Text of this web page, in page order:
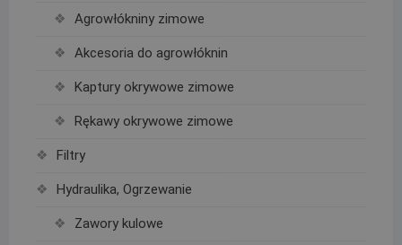
Agrowłókniny zimowe
Akcesoria do agrowłóknin
Kaptury okrywowe zimowe
Rękawy okrywowe zimowe
Filtry
Hydraulika, Ogrzewanie
Zawory kulowe